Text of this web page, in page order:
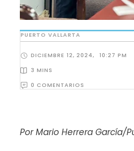
PUERTO VALLARTA
DICIEMBRE 12, 2024,
10:27 PM
3 MINS
0 COMENTARIOS
Por Mario Herrera García/